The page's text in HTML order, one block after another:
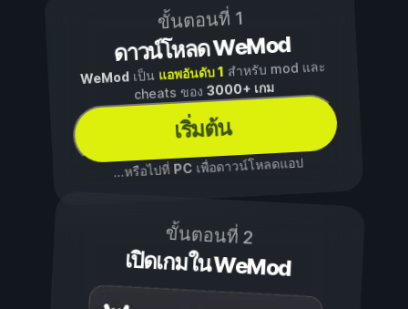
ขั้นตอนที่ 1
ดาวน์โหลด WeMod
WeModเป็น แอพอันดับ 1 สำหรับ mod และ
cheats ของ3000+ เกม
เริ่มต้น
...หรือไปที่ PCเพื่อดาวน์โหลดแอป
ขั้นตอนที่ 2
เปิดเกมใน WeMod